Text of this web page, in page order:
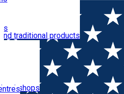
traditional products